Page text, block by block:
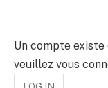
Un compte existe
veuillez vous